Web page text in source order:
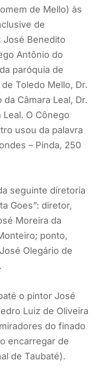
de Mello) às
de
José Benedito
Antônio do
paróquia de
Toledo Mello, Dr.
Câmara Leal, Dr.
Leal. O Cônego
usou da palavra
– Pinda, 250
seguinte diretoria
Goes”: diretor,
Moreira da
ponto,
Olegário de
o pintor José
Luiz de Oliveira
do finado
encarregar de
de Taubaté).